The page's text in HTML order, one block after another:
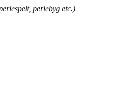
perlebyg etc.)